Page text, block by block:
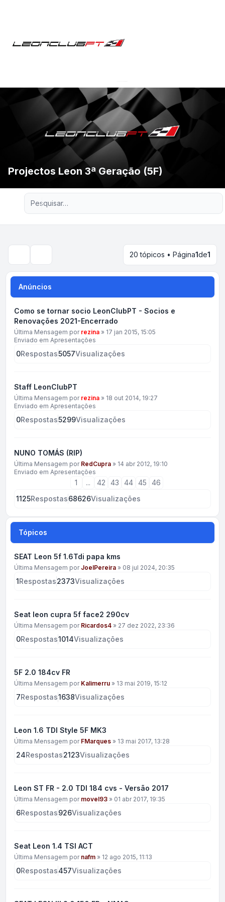
Projectos Leon 3ª Geração (5F)
Pesquisa avançada
20 tópicos • Página1de1
Anúncios
Como se tornar socio LeonClubPT - Socios e
Renovações 2021-Encerrado
Última Mensagem por rezina » 17 jan 2015, 15:05
Enviado em Apresentações
0Respostas5057Visualizações
Staff LeonClubPT
Última Mensagem por rezina » 18 out 2014, 19:27
Enviado em Apresentações
0Respostas5299Visualizações
NUNO TOMÁS (RIP)
Última Mensagem por RedCupra » 14 abr 2012, 19:10
Enviado em Apresentações
1 ... 42 43 44 45
46
1125Respostas68626Visualizações
Tópicos
SEAT Leon 5f 1.6Tdi papa kms
Última Mensagem por JoelPereira » 08 jul 2024, 20:35
1Respostas2373Visualizações
Seat leon cupra 5f face2 290cv
Última Mensagem por Ricardos4 » 27 dez 2022, 23:36
0Respostas1014Visualizações
5F 2.0 184cv FR
Última Mensagem por Kalimerru » 13 mai 2019, 15:12
7Respostas1638Visualizações
Leon 1.6 TDI Style 5F MK3
Última Mensagem por FMarques » 13 mai 2017, 13:28
24Respostas2123Visualizações
Leon ST FR - 2.0 TDI 184 cvs - Versão 2017
Última Mensagem por movel93 » 01 abr 2017, 19:35
6Respostas926Visualizações
Seat Leon 1.4 TSI ACT
Última Mensagem por nafm » 12 ago 2015, 11:13
0Respostas457Visualizações